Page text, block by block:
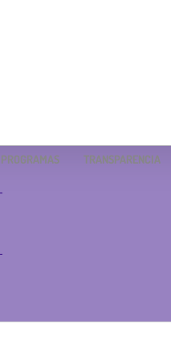
PROGRAMAS TRANSPARENCIA